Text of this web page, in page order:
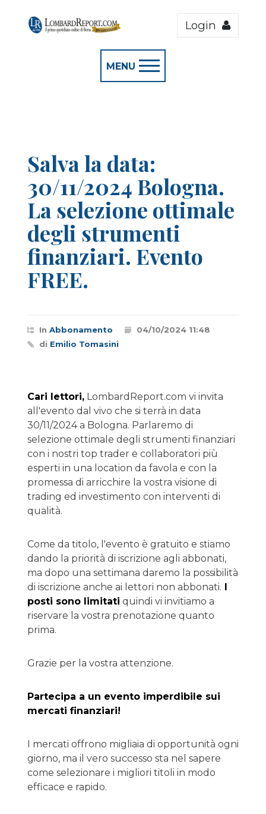
Login
MENU
Salva la data:
30/11/2024 Bologna.
La selezione ottimale
degli strumenti
finanziari. Evento
FREE.
In Abbonamento
04/10/2024 11:48
di Emilio Tomasini
Cari lettori, LombardReport.com vi invita
all'evento dal vivo che si terrà in data
30/11/2024 a Bologna. Parlaremo di
selezione ottimale degli strumenti finanziari
con i nostri top trader e collaboratori più
esperti in una location da favola e con la
promessa di arricchire la vostra visione di
trading ed investimento con interventi di
qualità.
Come da titolo, l'evento è gratuito e stiamo
dando la priorità di iscrizione agli abbonati,
ma dopo una settimana daremo la possibilità
di iscrizione anche ai lettori non abbonati. I
posti sono limitati quindi vi invitiamo a
riservare la vostra prenotazione quanto
prima.
Grazie per la vostra attenzione.
Partecipa a un evento imperdibile sui
mercati finanziari!
I mercati offrono migliaia di opportunità ogni
giorno, ma il vero successo sta nel sapere
come selezionare i migliori titoli in modo
efficace e rapido.